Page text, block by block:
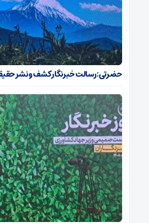
حضرتی: رسالت خبرنگار کشف و نشر